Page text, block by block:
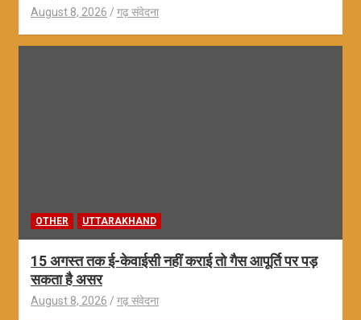
August 8, 2026 गढ़ संवेदना
OTHER UTTARAKHAND
15 अगस्त तक ई-केवाईसी नहीं कराई तो गैस आपूर्ति पर पड़
सकता है असर
August 8, 2026 गढ़ संवेदना